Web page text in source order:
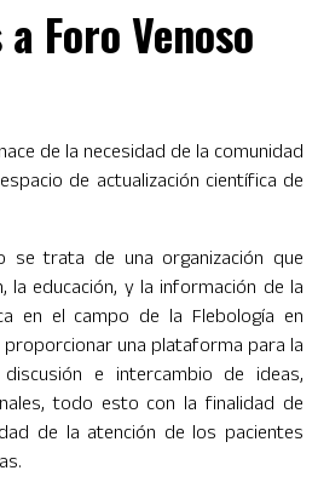
Foro Venoso
de la necesidad de la comunidad
de actualización científica de
se trata de una organización que
la educación, y la información de la
en el campo de la Flebología en
una plataforma para la
e intercambio de ideas,
todo esto con la finalidad de
de la atención de los pacientes